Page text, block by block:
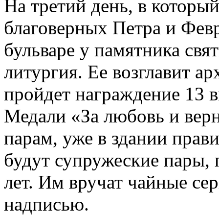
На третий день, в
благоверных Петра и
бульваре у памятника
литургия. Ее возглавит
пройдет награждение 13
Медали «За любовь и
парам, уже в здании
будут супружеские
лет. Им вручат чайные
надписью.